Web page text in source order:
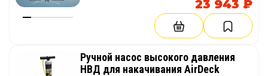
23 943 ₽
Ручной насос высокого давления
НВД для накачивания AirDeck